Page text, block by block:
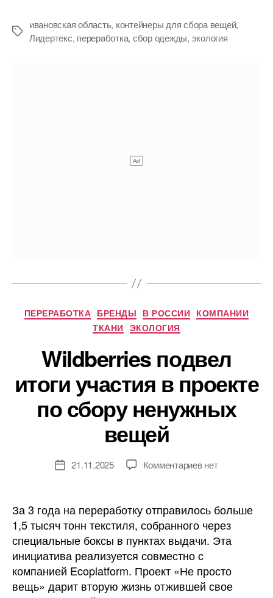
Метки
ивановская область, контейнеры для сбора вещей,
Лидертекс, переработка, сбор одежды, экология
Рубрики
ПЕРЕРАБОТКА БРЕНДЫ В РОССИИ КОМПАНИИ
ТКАНИ ЭКОЛОГИЯ
Wildberries подвел
итоги участия в проекте
по сбору ненужных
вещей
Дата21.11.2025 Комментариевк
подвел
итоги
участия
в
проекте
по
сбору
нет
За 3 года на переработку отправилось больше
1,5 тысяч тонн текстиля, собранного через
специальные боксы в пунктах выдачи. Эта
инициатива реализуется совместно с
компанией Ecoplatform. Проект «Не просто
вещь» дарит вторую жизнь отжившей свое